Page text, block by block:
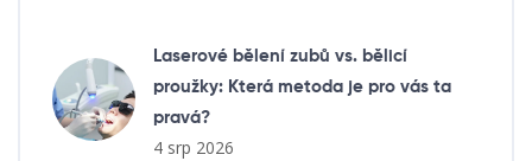
Laserové bělení zubů vs. bělicí
proužky: Která metoda je pro vás ta
pravá?
4 srp 2026